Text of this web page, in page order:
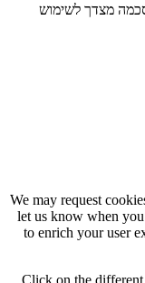
לשימוש
We may request
let us know
to enrich your